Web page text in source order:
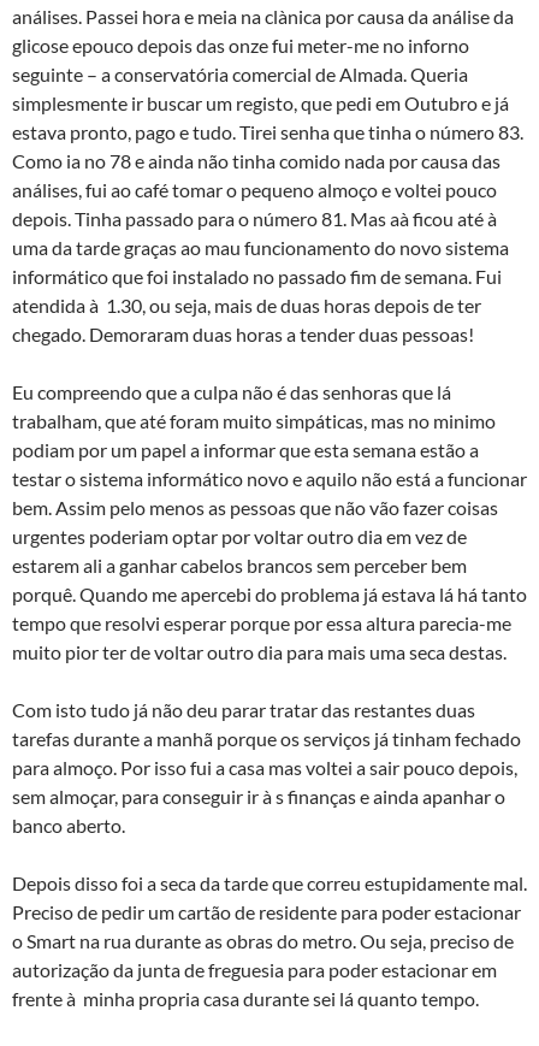
análises. Passei hora e meia na clà­nica por causa da análise da
glicose epouco depois das onze fui meter-me no inforno
seguinte – a conservatória comercial de Almada. Queria
simplesmente ir buscar um registo, que pedi em Outubro e já
estava pronto, pago e tudo. Tirei senha que tinha o número 83.
Como ia no 78 e ainda não tinha comido nada por causa das
análises, fui ao café tomar o pequeno almoço e voltei pouco
depois. Tinha passado para o número 81. Mas aà­ ficou até à
uma da tarde graças ao mau funcionamento do novo sistema
informático que foi instalado no passado fim de semana. Fui
atendida à 1.30, ou seja, mais de duas horas depois de ter
chegado. Demoraram duas horas a tender duas pessoas!
Eu compreendo que a culpa não é das senhoras que lá
trabalham, que até foram muito simpáticas, mas no minimo
podiam por um papel a informar que esta semana estão a
testar o sistema informático novo e aquilo não está a funcionar
bem. Assim pelo menos as pessoas que não vão fazer coisas
urgentes poderiam optar por voltar outro dia em vez de
estarem ali a ganhar cabelos brancos sem perceber bem
porquê. Quando me apercebi do problema já estava lá há tanto
tempo que resolvi esperar porque por essa altura parecia-me
muito pior ter de voltar outro dia para mais uma seca destas.
Com isto tudo já não deu parar tratar das restantes duas
tarefas durante a manhã porque os serviços já tinham fechado
para almoço. Por isso fui a casa mas voltei a sair pouco depois,
sem almoçar, para conseguir ir à s finanças e ainda apanhar o
banco aberto.
Depois disso foi a seca da tarde que correu estupidamente mal.
Preciso de pedir um cartão de residente para poder estacionar
o Smart na rua durante as obras do metro. Ou seja, preciso de
autorização da junta de freguesia para poder estacionar em
frente à minha propria casa durante sei lá quanto tempo.